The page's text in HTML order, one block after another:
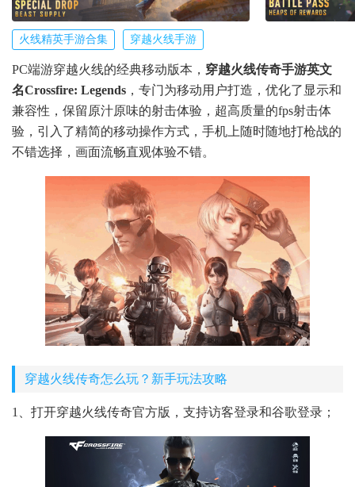
火线精英手游合集 穿越火线手游
PC端游穿越火线的经典移动版本， 穿越火线传奇手游英文
名Crossfire: Legends ，专门为移动用户打造，优化了显示和
兼容性，保留原汁原味的射击体验，超高质量的fps射击体
验，引入了精简的移动操作方式，手机上随时随地打枪战的
不错选择，画面流畅直观体验不错。
穿越火线传奇怎么玩？新手玩法攻略
1、打开穿越火线传奇官方版，支持访客登录和谷歌登录；